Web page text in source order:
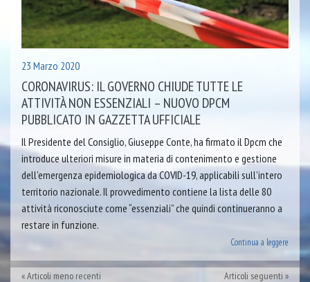
23 Marzo 2020
CORONAVIRUS: IL GOVERNO CHIUDE TUTTE LE
ATTIVITÀ NON ESSENZIALI – NUOVO DPCM
PUBBLICATO IN GAZZETTA UFFICIALE
Il Presidente del Consiglio, Giuseppe Conte, ha firmato il Dpcm che
introduce ulteriori misure in materia di contenimento e gestione
dell’emergenza epidemiologica da COVID-19, applicabili sull’intero
territorio nazionale. Il provvedimento contiene la lista delle 80
attività riconosciute come “essenziali” che quindi continueranno a
restare in funzione.
Continua a leggere
Articoli meno recenti Articoli seguenti